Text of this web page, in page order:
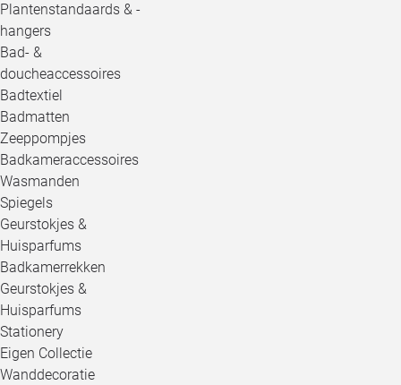
Plantenstandaards & -
hangers
Bad- &
doucheaccessoires
Badtextiel
Badmatten
Zeeppompjes
Badkameraccessoires
Wasmanden
Spiegels
Geurstokjes &
Huisparfums
Badkamerrekken
Geurstokjes &
Huisparfums
Stationery
Eigen Collectie
Wanddecoratie